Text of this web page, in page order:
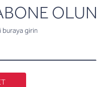
OLUN
buraya girin